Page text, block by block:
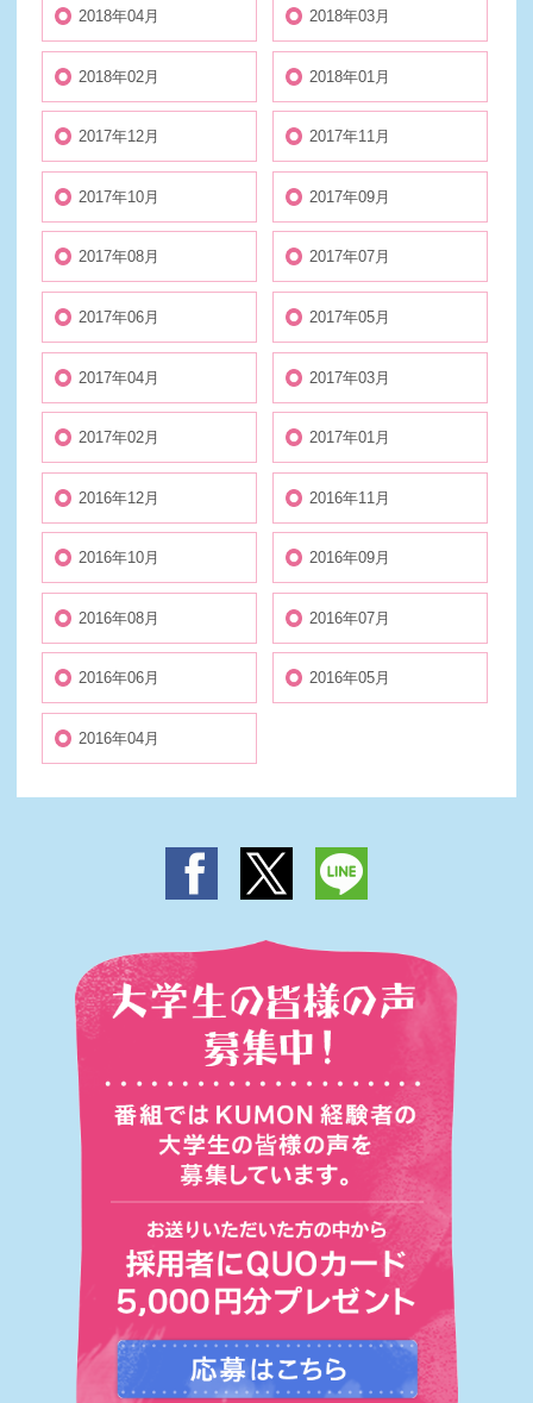
2018年04月 2018年03月
2018年02月 2018年01月
2017年12月 2017年11月
2017年10月 2017年09月
2017年08月 2017年07月
2017年06月 2017年05月
2017年04月 2017年03月
2017年02月 2017年01月
2016年12月 2016年11月
2016年10月 2016年09月
2016年08月 2016年07月
2016年06月 2016年05月
2016年04月